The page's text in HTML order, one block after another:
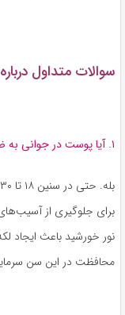
سوالات متداول
۱. آیا پوست در جوانی به ضدآفتاب نیاز دارد؟
نور خورشید باعث ایجاد
محافظت در این سن